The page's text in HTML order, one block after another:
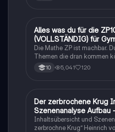
Mathe
Alles was du für die
(VOLLSTÄNDIG) für
Realschule
Die Mathe ZP ist machbar.
Themen die dran kommen
schnell den Überblick. Also
Themen bis hin zu den
10 5,041 120
Deutsch
Der zerbrochene Krug
Szenenanalyse Aufbau
Q1/Q2/Abitur
Inhaltsübersicht und
zerbrochne Krug” Heinrich